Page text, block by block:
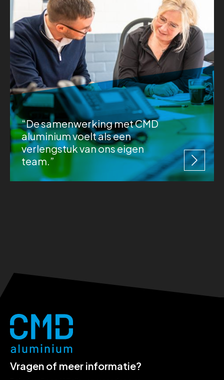
“De samenwerking met CMD
aluminium voelt als een
verlengstuk van ons eigen
team.”
Vragen of meer informatie?